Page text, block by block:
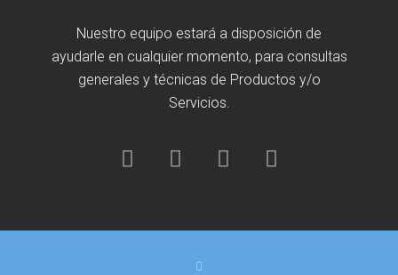
Nuestro equipo estará a disposición de
ayudarle en cualquier momento, para consultas
generales y técnicas de Productos y/o
Servicios.